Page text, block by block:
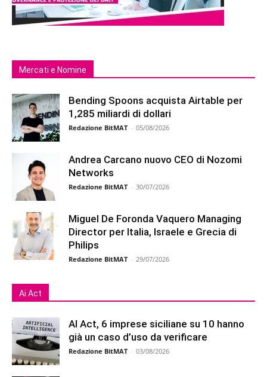
Mercati e Nomine
Bending Spoons acquista Airtable per
1,285 miliardi di dollari
Redazione BitMAT - 05/08/2026
Andrea Carcano nuovo CEO di Nozomi
Networks
Redazione BitMAT - 30/07/2026
Miguel De Foronda Vaquero Managing
Director per Italia, Israele e Grecia di
Philips
Redazione BitMAT - 29/07/2026
Ai Act
AI Act, 6 imprese siciliane su 10 hanno
già un caso d’uso da verificare
Redazione BitMAT - 03/08/2026